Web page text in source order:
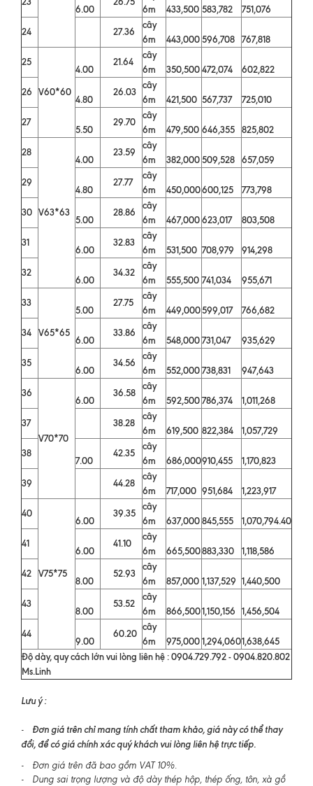
6.00 6m 433,500 583,782
751,076
24
27.36
cây
6m
443,000596,708
767,818
25
V60*60
4.00
21.64
cây
6m
350,500472,074
602,822
26
4.80
26.03
cây
6m
421,500 567,737
725,010
27
5.50
29.70
cây
6m
479,500 646,355
825,802
28
V63*63
4.00
23.59
cây
6m
382,000509,528
657,059
29
4.80
27.77
cây
6m
450,000600,125
773,798
30
5.00
28.86
cây
6m
467,000623,017
803,508
31
6.00
32.83
cây
6m
531,500 708,979
914,298
32
6.00
34.32
cây
6m
555,500 741,034
955,671
33
V65*65
5.00
27.75
cây
6m
449,000599,017
766,682
34
6.00
33.86
cây
6m
548,000731,047
935,629
35
6.00
34.56
cây
6m
552,000738,831
947,643
36
V70*70
6.00
36.58
cây
6m
592,500786,374
1,011,268
37
38.28
cây
6m
619,500 822,384
1,057,729
38
7.00
42.35
cây
6m
686,000910,455
1,170,823
39
44.28
cây
6m
717,000 951,684
1,223,917
40
V75*75
6.00
39.35
cây
6m
637,000845,555
1,070,794.40
41
6.00
41.10
cây
6m
665,500883,330
1,118,586
42
8.00
52.93
cây
6m
857,000 1,137,529 1,440,500
43
8.00
53.52
cây
6m
866,5001,150,156
1,456,504
44
9.00
60.20
cây
6m
975,0001,294,0601,638,645
Độ dày, quy cách lớn vui lòng liên hệ : 0904.729.792 - 0904.820.802
Ms.Linh
Lưu ý :
- Đơn giá trên chỉ mang tính chất tham khảo, giá này có thể thay
đổi, để có giá chính xác quý khách vui lòng liên hệ trực tiếp.
- Đơn giá trên đã bao gồm VAT 10%.
- Dung sai trọng lượng và độ dày thép hộp, thép ống, tôn, xà gồ